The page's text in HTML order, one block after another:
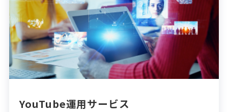
YouTube運用サービス